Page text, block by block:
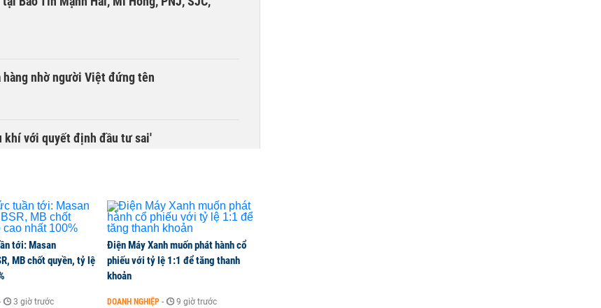
nhờ người Việt đứng tên
khí với quyết định đầu tư sai'
tới: Masan
MB chốt quyền, tỷ lệ
3 giờ trước
Điện Máy Xanh muốn phát hành cổ
phiếu với tỷ lệ 1:1 để tăng thanh
khoản
DOANH NGHIỆP - 9 giờ trước